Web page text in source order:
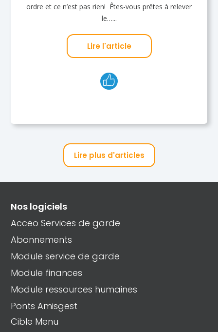
ordre et ce n’est pas rien! Êtes-vous prêtes à relever
le…...
Lire l'article
Lire plus d'articles
Nos logiciels
Acceo Services de garde
Abonnements
Module service de garde
Module finances
Module ressources humaines
Ponts Amisgest
Cible Menu